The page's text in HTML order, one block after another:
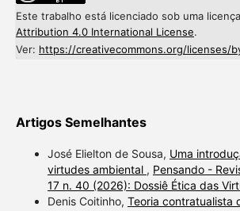
Este trabalho está licenciado sob uma licença
Attribution 4.0 International License.
Ver: https://creativecommons.org/licenses/
Artigos Semelhantes
José Elielton de Sousa, Uma
virtudes ambiental , Pensando -
17 n. 40 (2026): Dossiê Ética das
Denis Coitinho, Teoria contratualista